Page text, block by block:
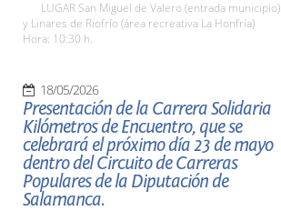
LUGAR San Miguel de Valero (entrada municipio)
y Linares de Riofrío (área recreativa La Honfría)
Hora: 10:30 h.
18/05/2026
Presentación de la Carrera Solidaria
Kilómetros de Encuentro, que se
celebrará el próximo día 23 de mayo
dentro del Circuito de Carreras
Populares de la Diputación de
Salamanca.